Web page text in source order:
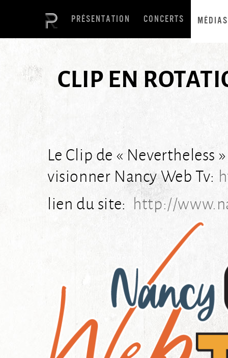
PRÉSENTATION CONCERTS MÉDIAS
CLIP EN
Le Clip de « Nevertheless
visionner Nancy Web Tv:
lien du site: http://